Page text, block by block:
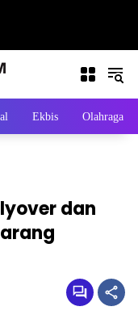
Ekbis Olahraga
dan